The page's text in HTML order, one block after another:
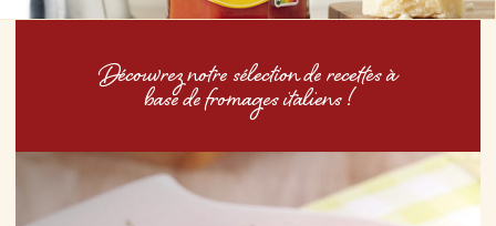
Découvrez notre sélection de recettes à
base de fromages italiens !